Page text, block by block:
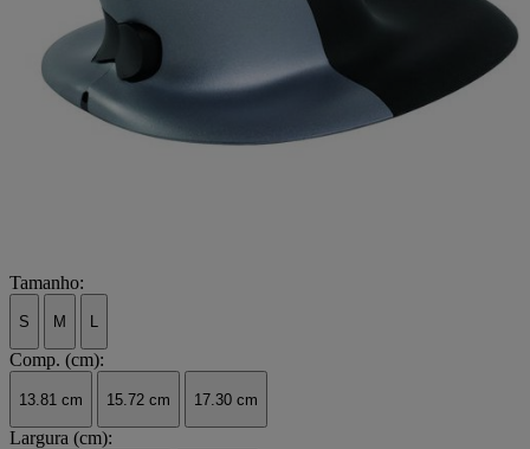
Tamanho:
S M L
Comp. (cm):
13.81 cm 15.72 cm 17.30 cm
Largura (cm):